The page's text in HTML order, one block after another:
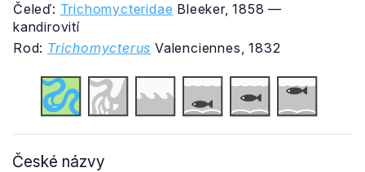
Čeleď: Trichomycteridae Bleeker, 1858 —
kandirovití
Rod: Trichomycterus Valenciennes, 1832
České názvy